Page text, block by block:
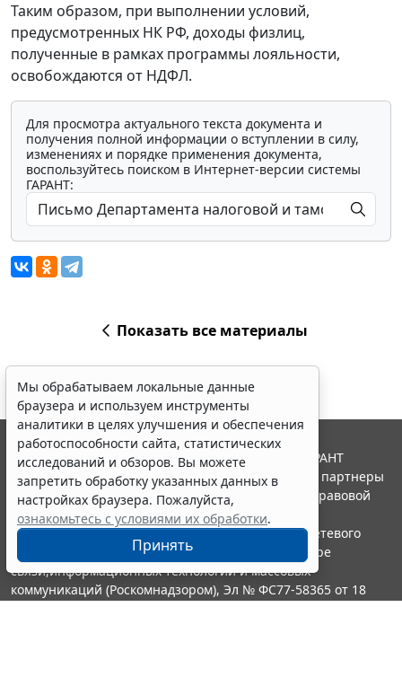
Таким образом, при выполнении условий,
предусмотренных НК РФ, доходы физлиц,
полученные в рамках программы лояльности,
освобождаются от НДФЛ.
Для просмотра актуального текста документа и
получения полной информации о вступлении в силу,
изменениях и порядке применения документа,
воспользуйтесь поиском в Интернет-версии системы
ГАРАНТ:
Показать все материалы
Мы обрабатываем локальные данные
браузера и используем инструменты
аналитики в целях улучшения и обеспечения
работоспособности сайта, статистических
исследований и обзоров. Вы можете
запретить обработку указанных данных в
настройках браузера. Пожалуйста,
ознакомьтесь с условиями их обработки.
Принять
© ООО "НПП "ГАРАНТ-СЕРВИС", 2026. Система ГАРАНТ
выпускается с 1990 года. Компания "Гарант" и ее партнеры
являются участниками Российской ассоциации правовой
информации ГАРАНТ.
Портал ГАРАНТ.РУ зарегистрирован в качестве сетевого
издания Федеральной службой по надзору в сфере
связи,информационных технологий и массовых
коммуникаций (Роскомнадзором), Эл № ФС77-58365 от 18